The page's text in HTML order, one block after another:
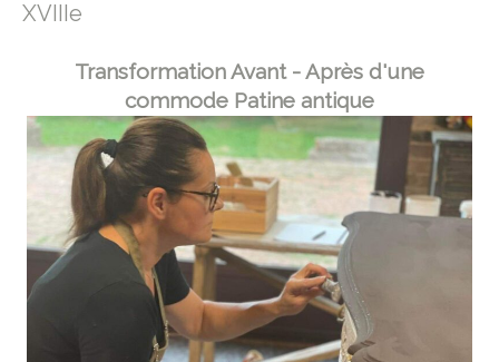
XVIIIe
Transformation Avant - Après d'une
commode Patine antique